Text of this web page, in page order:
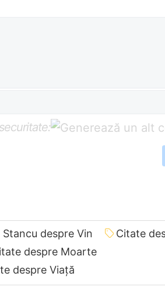
despre Vin
Citate
despre Moarte
despre Viață